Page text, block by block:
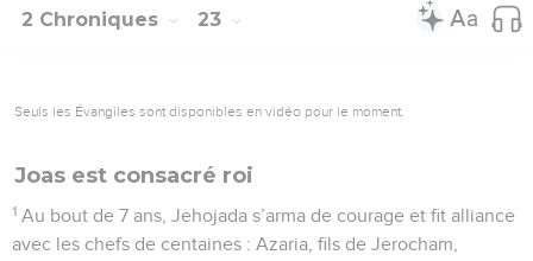
2 Chroniques 23
Seuls les Évangiles sont disponibles en vidéo pour le moment.
Joas est consacré roi
1 Au bout de 7 ans, Jehojada s’arma de courage et fit alliance
avec les chefs de centaines : Azaria, fils de Jerocham,